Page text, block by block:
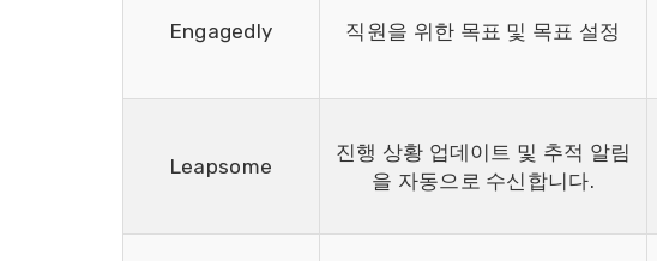
Engagedly 직원을 위한 목표 및 목표 설정
Leapsome
진행 상황 업데이트 및 추적 알림
을 자동으로 수신합니다.